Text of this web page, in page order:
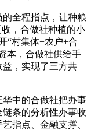
全程指点，让种粮
，合做社种植的小
“村集体+农户+合
本，合做社供给手
，实现了三方共
中的合做社把办事
条的分析性办事收
指点、金融支撑、